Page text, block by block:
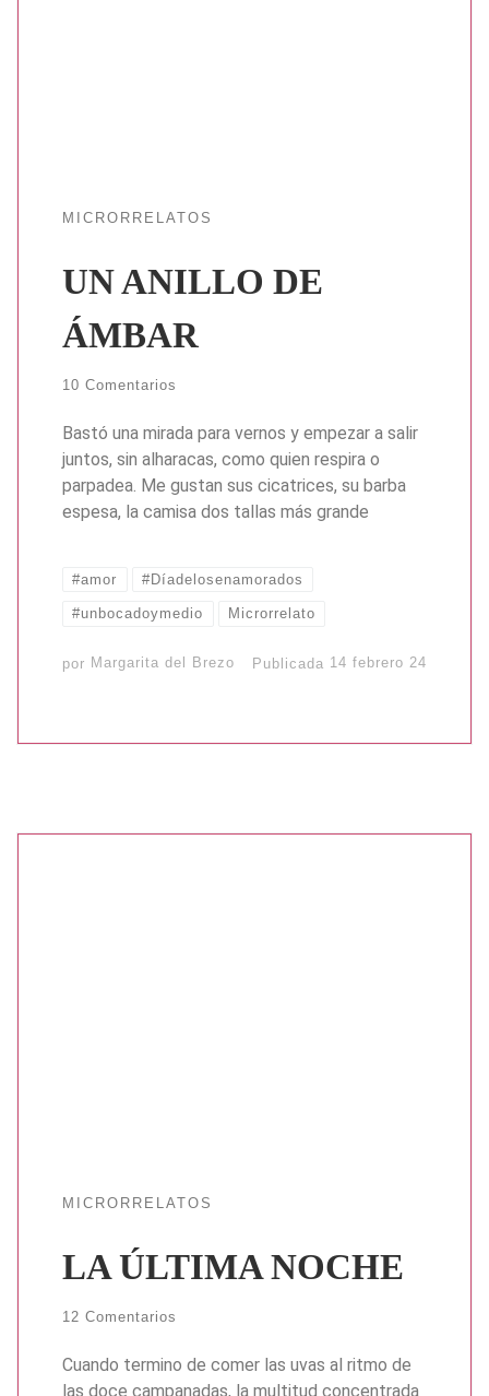
MICRORRELATOS
UN ANILLO DE
ÁMBAR
10 Comentarios
Bastó una mirada para vernos y empezar a salir
juntos, sin alharacas, como quien respira o
parpadea. Me gustan sus cicatrices, su barba
espesa, la camisa dos tallas más grande
#amor #Díadelosenamorados
#unbocadoymedio Microrrelato
por Margarita del Brezo Publicada 14 febrero 24
MICRORRELATOS
LA ÚLTIMA NOCHE
12 Comentarios
Cuando termino de comer las uvas al ritmo de
las doce campanadas, la multitud concentrada